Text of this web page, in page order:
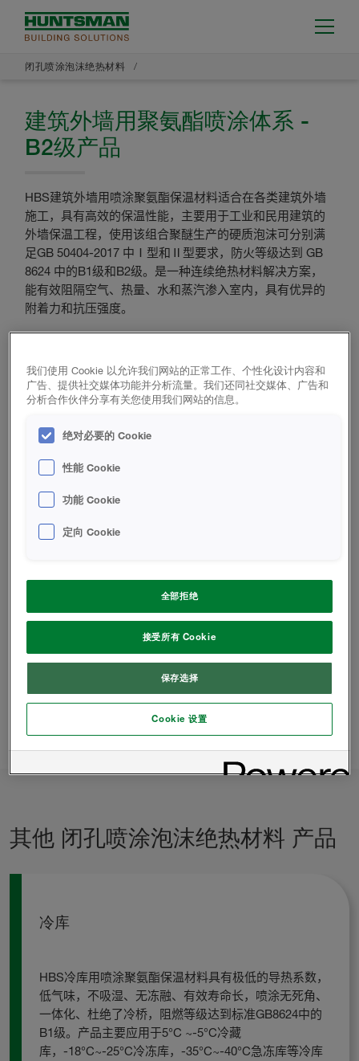
闭孔喷涂泡沫绝热材料
建筑外墙用聚氨酯喷涂体系 -
B2级产品
HBS建筑外墙用喷涂聚氨酯保温材料适合在各类建筑外墙
施工，具有高效的保温性能，主要用于工业和民用建筑的
外墙保温工程，使用该组合聚醚生产的硬质泡沫可分别满
足GB 50404-2017 中Ⅰ型和Ⅱ型要求，防火等级达到 GB
8624 中的B1级和B2级。 是一种连续绝热材料解决方案，
能有效阻隔空气、热量、 水和蒸汽渗入室内，具有优异的
附着力和抗压强度。
B2级产品优势
产品优势
闭孔率＞90%
喷塑泡沫芯密度：＞35kg/m³
材料中的最佳保温材料
与基材的良好粘接力，粘接面积为100%，粘接强度
≥100kpa
良好的耐候性，耐化学腐蚀性，使用寿命长达25年
使用回收PET制备的聚酯多元醇原料，属于绿色低碳产
保持联系
其他 闭孔喷涂泡沫绝热材料 产品
冷库
HBS冷库用喷涂聚氨酯保温材料具有极低的导热系数，
低气味，不吸湿、无冻融、有效寿命长， 喷涂无死角、
一体化、杜绝了冷桥，阻燃等级达到标准GB8624中的
B1级。产品主要应用于5°C ~-5°C冷藏
库，-18°C~-25°C冷冻库，-35°C~-40°C急冻库等冷库
我们使用 Cookie 以允许我们网站的正常工作、个性化设计内容和
广告、提供社交媒体功能并分析流量。我们还同社交媒体、广告和
分析合作伙伴分享有关您使用我们网站的信息。
绝对必要的 Cookie
性能 Cookie
功能 Cookie
定向 Cookie
全部拒绝
接受所有 Cookie
保存选择
Cookie 设置